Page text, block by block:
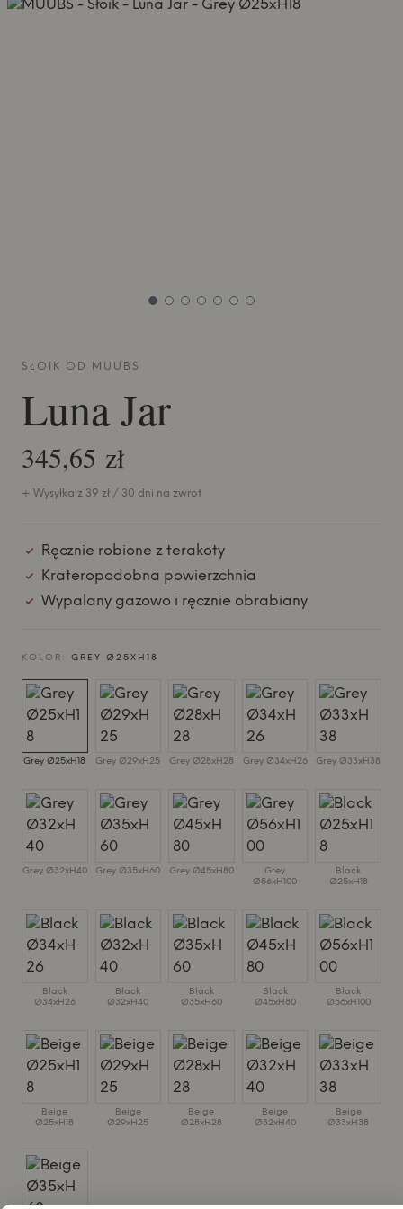
SŁOIK OD MUUBS
Luna Jar
345,65 zł
+ Wysyłka z 39 zł / 30 dni na zwrot
Ręcznie robione z terakoty
Krateropodobna powierzchnia
Wypalany gazowo i ręcznie obrabiany
KOLOR: GREY Ø25XH18
Grey Ø25xH18 Grey Ø29xH25 Grey Ø28xH28 Grey Ø34xH26 Grey Ø33xH38
Grey Ø32xH40 Grey Ø35xH60 Grey Ø45xH80
Grey
Ø56xH100
Black
Ø25xH18
Black
Ø34xH26
Black
Ø32xH40
Black
Ø35xH60
Black
Ø45xH80
Black
Ø56xH100
Beige
Ø25xH18
Beige
Ø29xH25
Beige
Ø28xH28
Beige
Ø32xH40
Beige
Ø33xH38